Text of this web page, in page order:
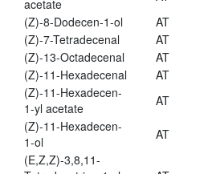
acetate
(Z)-8-Dodecen-1-ol
AT
(Z)-7-Tetradecenal
AT
(Z)-13-Octadecenal
AT
(Z)-11-Hexadecenal
AT
(Z)-11-Hexadecen-
1-yl acetate
AT
(Z)-11-Hexadecen-
1-ol
AT
(E,Z,Z)-3,8,11-